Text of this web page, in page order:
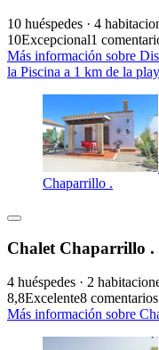
10 huéspedes · 4
10Excepcional1
Más información sobre
la Piscina a 1 km de la
Chaparrillo .
Chalet Chaparrillo .
4 huéspedes · 2
8,8Excelente8 comentarios
Más información sobre